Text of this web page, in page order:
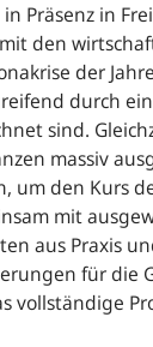
Präsenz in
den
der
durch
sind.
massiv
um den Kurs
mit
aus Praxis
für die
vollständige